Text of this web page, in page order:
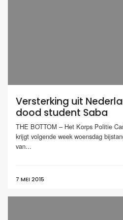
Versterking uit
dood student Saba
THE BOTTOM – Het Korps Politie
krijgt volgende week woensdag
van...
7 MEI 2015